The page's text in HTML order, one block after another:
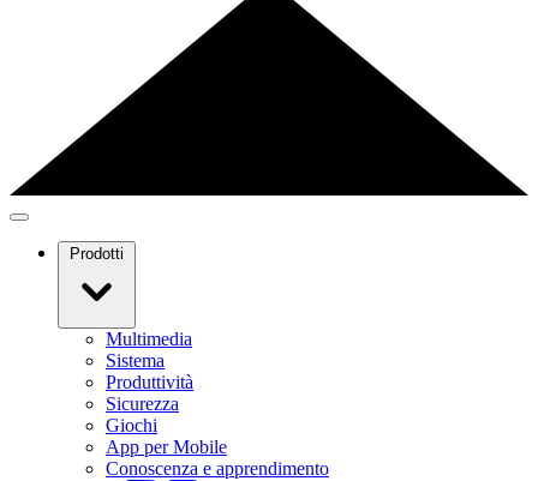
Prodotti
Multimedia
Sistema
Produttività
Sicurezza
Giochi
App per Mobile
Conoscenza e apprendimento